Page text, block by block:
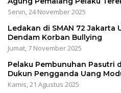
Senin, 24 November 2025
Ledakan di SMAN 72 Jakarta
Dendam Korban Bullying
Jumat, 7 November 2025
Pelaku Pembunuhan Pasutri
Dukun Pengganda Uang
Kamis, 21 Agustus 2025